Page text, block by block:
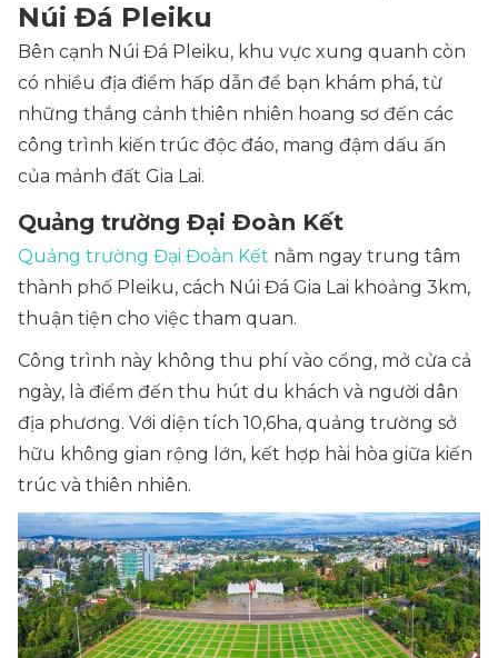
Núi Đá Pleiku
Bên cạnh Núi Đá Pleiku, khu vực xung quanh còn
có nhiều địa điểm hấp dẫn để bạn khám phá, từ
những thắng cảnh thiên nhiên hoang sơ đến các
công trình kiến trúc độc đáo, mang đậm dấu ấn
của mảnh đất Gia Lai.
Quảng trường Đại Đoàn Kết
Quảng trường Đại Đoàn Kết nằm ngay trung tâm
thành phố Pleiku, cách Núi Đá Gia Lai khoảng 3km,
thuận tiện cho việc tham quan.
Công trình này không thu phí vào cổng, mở cửa cả
ngày, là điểm đến thu hút du khách và người dân
địa phương. Với diện tích 10,6ha, quảng trường sở
hữu không gian rộng lớn, kết hợp hài hòa giữa kiến
trúc và thiên nhiên.